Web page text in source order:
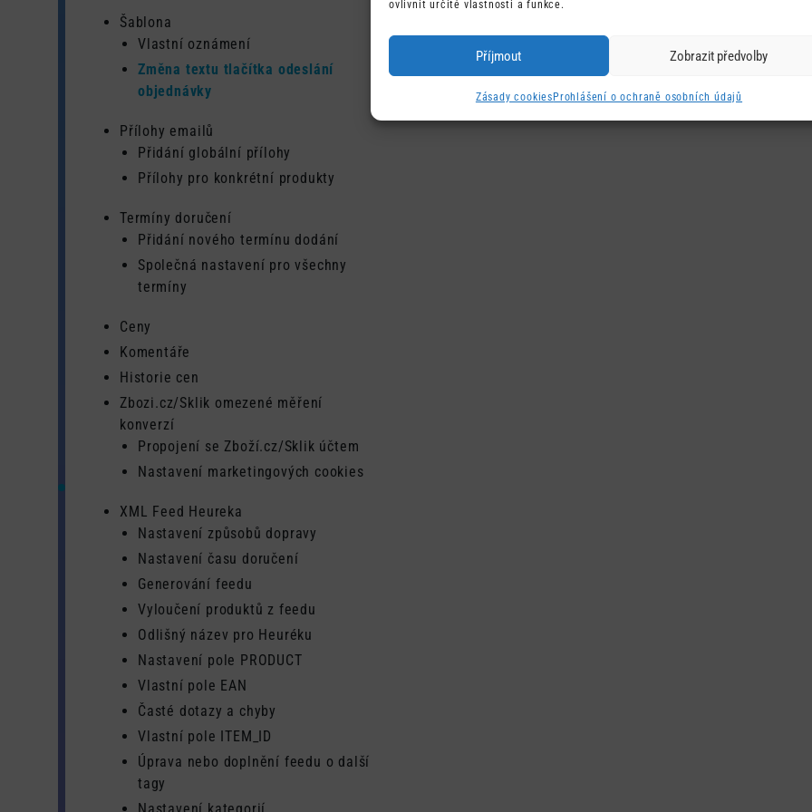
ovlivnit určité vlastnosti a funkce.
Příjmout Zobrazit předvolby
Zásady cookies Prohlášení o ochraně osobních údajů
Šablona
Vlastní oznámení
Změna textu tlačítka odeslání
objednávky
Přílohy emailů
Přidání globální přílohy
Přílohy pro konkrétní produkty
Termíny doručení
Přidání nového termínu dodání
Společná nastavení pro všechny
termíny
Ceny
Komentáře
Historie cen
Zbozi.cz/Sklik omezené měření
konverzí
Propojení se Zboží.cz/Sklik účtem
Nastavení marketingových cookies
XML Feed Heureka
Nastavení způsobů dopravy
Nastavení času doručení
Generování feedu
Vyloučení produktů z feedu
Odlišný název pro Heuréku
Nastavení pole PRODUCT
Vlastní pole EAN
Časté dotazy a chyby
Vlastní pole ITEM_ID
Úprava nebo doplnění feedu o další
tagy